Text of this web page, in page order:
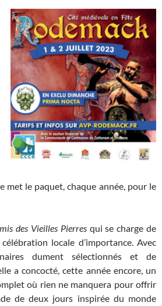
met le paquet, chaque année, pour le
des Vieilles Pierresqui se charge de
locale d’importance. Avec
dument sélectionnés et de
a concocté, cette année encore, un
où rien ne manquera pour offrir
de deux jours inspirée du monde